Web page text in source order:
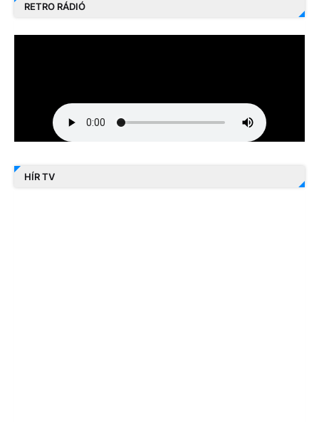
RETRO RÁDIÓ
HÍR TV